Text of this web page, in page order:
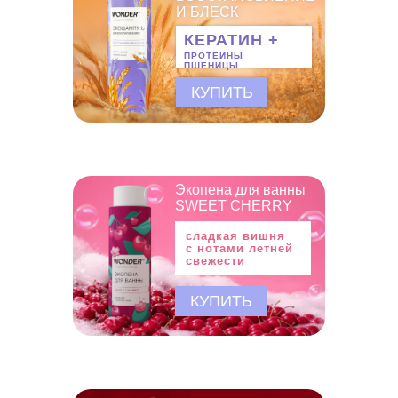
КУПИТЬ
И БЛЕСК
КЕРАТИН +
ПРОТЕИНЫ
ПШЕНИЦЫ
КУПИТЬ
Экопена для ванны
SWEET CHERRY
сладкая вишня
с нотами летней
свежести
ОТПРАВИТЬ